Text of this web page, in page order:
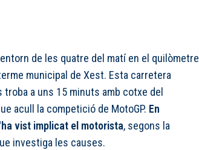
de les quatre del matí en el quilòmetre
municipal de Xest. Esta carretera
a uns 15 minuts amb cotxe del
acull la competició de MotoGP. En
vist implicat el motorista, segons la
investiga les causes.